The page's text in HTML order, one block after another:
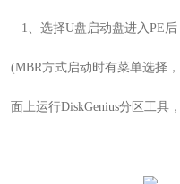
1 、选择U盘启动盘进入PE
(MBR方式启动时有菜单选择
面上运行DiskGenius分区工具